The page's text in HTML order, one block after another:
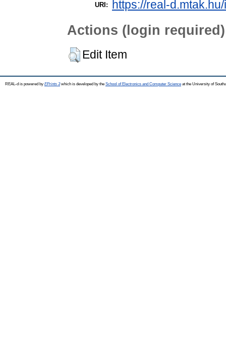
URI: https://real-
Actions (login required)
Edit Item
REAL-d is powered by EPrints 3which is developed by the School of Electronics and Computer Science at the University of